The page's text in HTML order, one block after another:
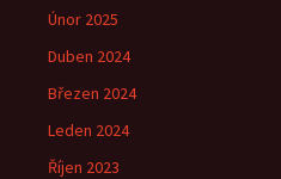
Únor 2025
Duben 2024
Březen 2024
Leden 2024
Říjen 2023